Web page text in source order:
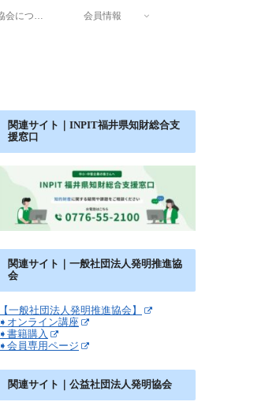
会員情報
関連サイト｜INPIT福井県知財総合支
援窓口
関連サイト｜一般社団法人発明推進協
会
【一般社団法人発明推進協会】
➧オンライン講座
➧書籍購入
➧会員専用ページ
関連サイト｜公益社団法人発明協会